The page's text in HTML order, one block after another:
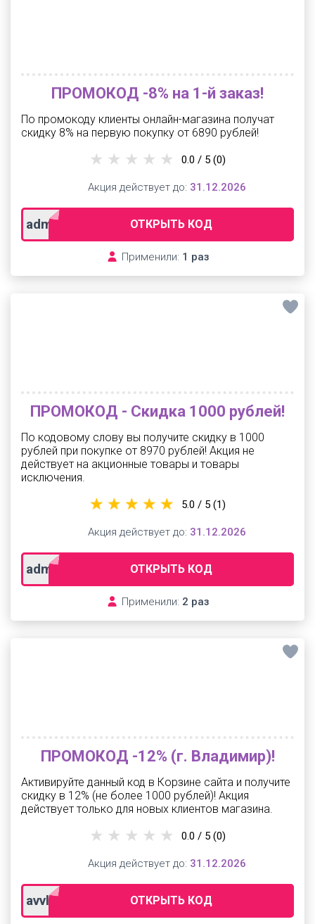
ПРОМОКОД -8% на 1-й заказ!
По промокоду клиенты онлайн-магазина получат
скидку 8% на первую покупку от 6890 рублей!
adm81vf ОТКРЫТЬ КОД
Применили: 1 раз
0.0 / 5 (0)
Акция действует до: 31.12.2026
ПРОМОКОД - Скидка 1000 рублей!
По кодовому слову вы получите скидку в 1000
рублей при покупке от 8970 рублей! Акция не
действует на акционные товары и товары
исключения.
adm189next ОТКРЫТЬ КОД
Применили: 2 раз
5.0 / 5 (1)
Акция действует до: 31.12.2026
ПРОМОКОД -12% (г. Владимир)!
Активируйте данный код в Корзине сайта и получите
скидку в 12% (не более 1000 рублей)! Акция
действует только для новых клиентов магазина.
avvlad12 ОТКРЫТЬ КОД
0.0 / 5 (0)
Акция действует до: 31.12.2026